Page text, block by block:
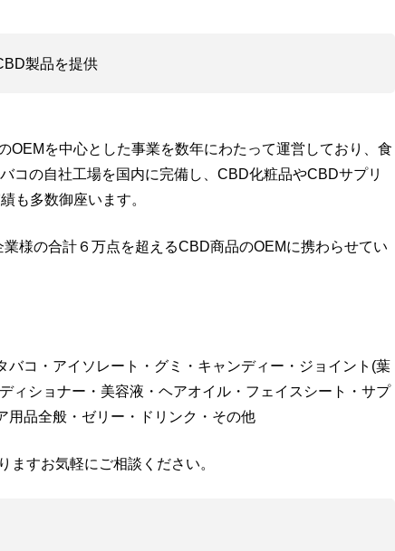
製品を提供
OEMを中心とした事業を数年にわたって運営しており、食
コの自社工場を国内に完備し、CBD化粧品やCBDサプリ
も多数御座います。
様の合計６万点を超えるCBD商品のOEMに携わらせてい
バコ・アイソレート・グミ・キャンディー・ジョイント(葉
ィショナー・美容液・ヘアオイル・フェイスシート・サプ
用品全般・ゼリー・ドリンク・その他
すお気軽にご相談ください。